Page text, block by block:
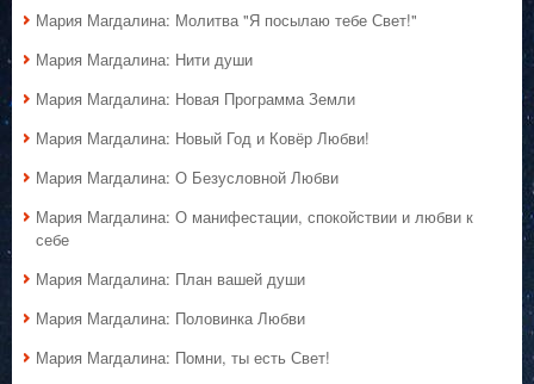
Мария Магдалина: Молитва "Я посылаю тебе Свет!"
Мария Магдалина: Нити души
Мария Магдалина: Новая Программа Земли
Мария Магдалина: Новый Год и Ковёр Любви!
Мария Магдалина: О Безусловной Любви
Мария Магдалина: О манифестации, спокойствии и любви к
себе
Мария Магдалина: План вашей души
Мария Магдалина: Половинка Любви
Мария Магдалина: Помни, ты есть Свет!